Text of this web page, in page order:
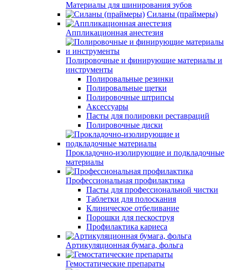
Материалы для шинирования зубов
Силаны (праймеры)
Аппликационная анестезия
Полировочные и финирующие материалы и
инструменты
Полировальные резинки
Полировальные щетки
Полировочные штрипсы
Аксессуары
Пасты для полировки реставраций
Полировочные диски
Прокладочно-изолирующие и подкладочные
материалы
Профессиональная профилактика
Пасты для профессиональной чистки
Таблетки для полоскания
Клиническое отбеливание
Порошки для пескоструя
Профилактика кариеса
Артикуляционная бумага, фольга
Гемостатические препараты